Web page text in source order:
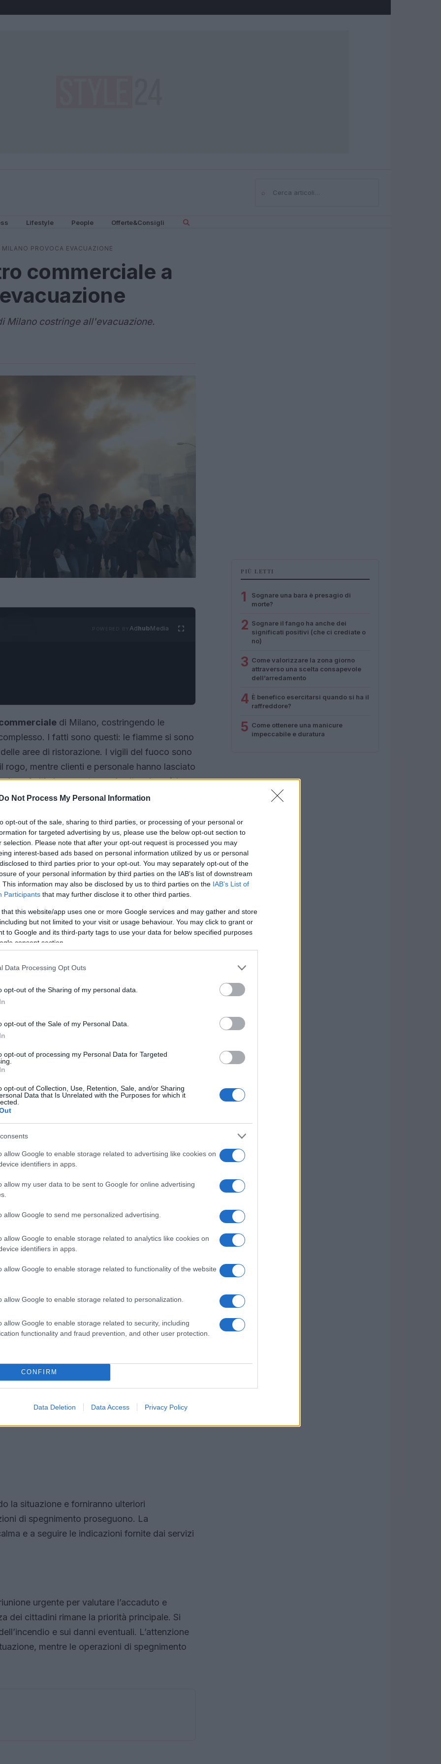
Do Not Process My Personal Information
opt-out of the sale, sharing to third parties, or processing of your personal or
for targeted advertising by us, please use the below opt-out section to
selection. Please note that after your opt-out request is processed you may
interest-based ads based on personal information utilized by us or personal
to third parties prior to your opt-out. You may separately opt-out of the
of your personal information by third parties on the IAB’s list of downstream
This information may also be disclosed by us to third parties on the IAB’s List of
Participants that may further disclose it to other third parties.
that this website/app uses one or more Google services and may gather and store
but not limited to your visit or usage behaviour. You may click to grant or
to Google and its third-party tags to use your data for below specified purposes
consent section.
Data Processing Opt Outs
opt-out of the Sharing of my personal data.
opt-out of the Sale of my Personal Data.
opt-out of processing my Personal Data for Targeted
opt-out of Collection, Use, Retention, Sale, and/or Sharing
Data that Is Unrelated with the Purposes for which it
allow Google to enable storage related to advertising like cookies on
identifiers in apps.
allow my user data to be sent to Google for online advertising
allow Google to send me personalized advertising.
allow Google to enable storage related to analytics like cookies on
identifiers in apps.
allow Google to enable storage related to functionality of the website
allow Google to enable storage related to personalization.
allow Google to enable storage related to security, including
functionality and fraud prevention, and other user protection.
CONFIRM
Data Deletion Data Access Privacy Policy
⌕Cerca
Lifestyle People Offerte&Consigli
PROVOCA EVACUAZIONE
commerciale a
Milano costringe all'evacuazione.
AdhubMedia
di Milano, costringendo le
I fatti sono questi: le fiamme si sono
aree di ristorazione. I vigili del fuoco sono
rogo, mentre clienti e personale hanno lasciato
feriti al momento, ma la situazione è in
di soccorso
in un’area dedicata ai ristoranti, propagandosi
infiammabili. I vigili del fuoco, giunti sul
le operazioni di spegnimento e di
di scene di panico, con molti clienti che si
per la via di uscita più vicina. La polizia
la sicurezza di tutti.
che i fumi tossici potrebbero
le operazioni di soccorso. Le autorità
l’emergenza e fornire assistenza a chi è
sulla viabilità della zona. Le strade
facilitare le operazioni di soccorso. Gli
e a utilizzare percorsi alternativi. Le linee
sospese per garantire la sicurezza
autorità.
la situazione e forniranno ulteriori
di spegnimento proseguono. La
e a seguire le indicazioni fornite dai servizi
urgente per valutare l’accaduto e
dei cittadini rimane la priorità principale. Si
e sui danni eventuali. L’attenzione
mentre le operazioni di spegnimento
PIÙ LETTI
1
Sognare una bara è presagio di
morte?
2 Sognare il fango ha anche dei
significati positivi (che ci crediate o
no)
3 Come valorizzare la zona giorno
attraverso una scelta consapevole
dell’arredamento
4 È benefico esercitarsi quando si ha il
raffreddore?
5 Come ottenere una manicure
impeccabile e duratura